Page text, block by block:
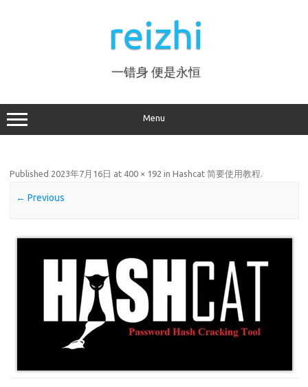
reizhi
一错身 便是永恒
Menu
Published 2023年7月16日 at 400 × 192 in Hashcat 简要使用教程.
← Previous